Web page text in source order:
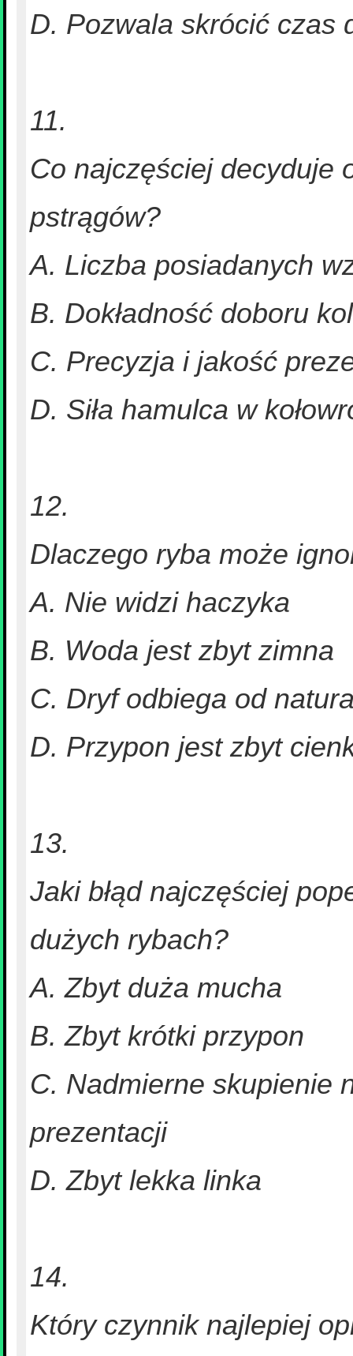
D. Pozwala skrócić czas
11.
Co najczęściej decyduje
pstrągów?
A. Liczba posiadanych
B. Dokładność doboru
C. Precyzja i jakość
D. Siła hamulca w
12.
Dlaczego ryba może
A. Nie widzi haczyka
B. Woda jest zbyt zimna
C. Dryf odbiega od
D. Przypon jest zbyt
13.
Jaki błąd najczęściej
dużych rybach?
A. Zbyt duża mucha
B. Zbyt krótki przypon
C. Nadmierne skupienie
prezentacji
D. Zbyt lekka linka
14.
Który czynnik najlepiej